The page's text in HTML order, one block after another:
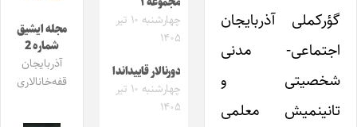
گؤرکملی آذربایجان
اجتماعی- مدنی
شخصیتی و
تانینمیش معلمی
چهارشنبه ۱۰ تیر
۱۴۰۵
دورنالار قاییداندا
چهارشنبه ۱۰ تیر
۱۴۰۵
مجله ایشیق
شماره 2
آذربایجان
قفه‌خانالاری